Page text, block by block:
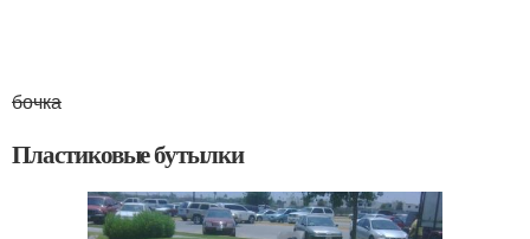
бочка
Пластиковые бутылки